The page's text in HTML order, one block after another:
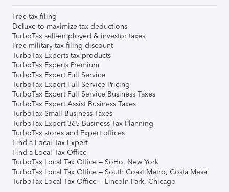
Free tax filing
Deluxe to maximize tax deductions
TurboTax self-employed & investor taxes
Free military tax filing discount
TurboTax Experts tax products
TurboTax Experts Premium
TurboTax Expert Full Service
TurboTax Expert Full Service Pricing
TurboTax Expert Full Service Business Taxes
TurboTax Expert Assist Business Taxes
TurboTax Small Business Taxes
TurboTax Expert 365 Business Tax Planning
TurboTax stores and Expert offices
Find a Local Tax Expert
Find a Local Tax Office
TurboTax Local Tax Office – SoHo, New York
TurboTax Local Tax Office – South Coast Metro, Costa Mesa
TurboTax Local Tax Office – Lincoln Park, Chicago